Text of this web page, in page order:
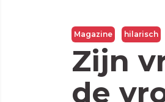
Magazine hilarisch
Zijn
de